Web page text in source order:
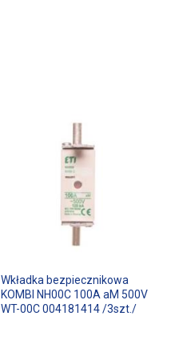
Wkładka bezpiecznikowa
KOMBI NH00C 100A aM 500V
WT-00C 004181414 /3szt./